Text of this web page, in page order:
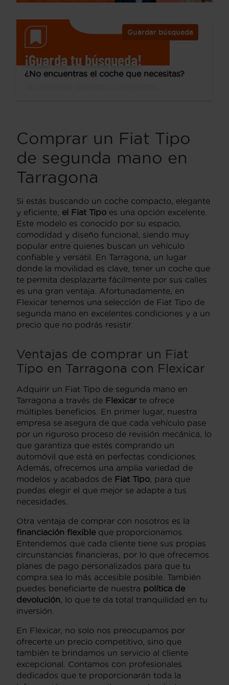
Guardar búsqueda
¡Guarda tu búsqueda!
¿No encuentras el coche que necesitas?
Comprar un Fiat Tipo
de segunda mano en
Tarragona
Si estás buscando un coche compacto, elegante
y eficiente, el Fiat Tipo es una opción excelente.
Este modelo es conocido por su espacio,
comodidad y diseño funcional, siendo muy
popular entre quienes buscan un vehículo
confiable y versátil. En Tarragona, un lugar
donde la movilidad es clave, tener un coche que
te permita desplazarte fácilmente por sus calles
es una gran ventaja. Afortunadamente, en
Flexicar tenemos una selección de Fiat Tipo de
segunda mano en excelentes condiciones y a un
precio que no podrás resistir.
Ventajas de comprar un Fiat
Tipo en Tarragona con Flexicar
Adquirir un Fiat Tipo de segunda mano en
Tarragona a través de Flexicarte ofrece
múltiples beneficios. En primer lugar, nuestra
empresa se asegura de que cada vehículo pase
por un riguroso proceso de revisión mecánica, lo
que garantiza que estés comprando un
automóvil que está en perfectas condiciones.
Además, ofrecemos una amplia variedad de
modelos y acabados de Fiat Tipo, para que
puedas elegir el que mejor se adapte a tus
necesidades.
Otra ventaja de comprar con nosotros es la
financiación flexible que proporcionamos.
Entendemos que cada cliente tiene sus propias
circunstancias financieras, por lo que ofrecemos
planes de pago personalizados para que tu
compra sea lo más accesible posible. También
puedes beneficiarte de nuestra política de
devolución, lo que te da total tranquilidad en tu
inversión.
En Flexicar, no solo nos preocupamos por
ofrecerte un precio competitivo, sino que
también te brindamos un servicio al cliente
excepcional. Contamos con profesionales
dedicados que te proporcionarán toda la